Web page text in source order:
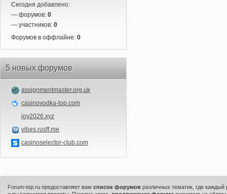
Сегодня добавлено:
— форумов: 0
— участников: 0
Форумов в оффлайне: 0
5 новых форумов
assignmentmaster.org.uk
casinovodka-top.com
joy2026.xyz
vibes.rusff.me
casinoselector-club.com
Forum-top.ru предоставляет вамсписок форумов различных тематик, где